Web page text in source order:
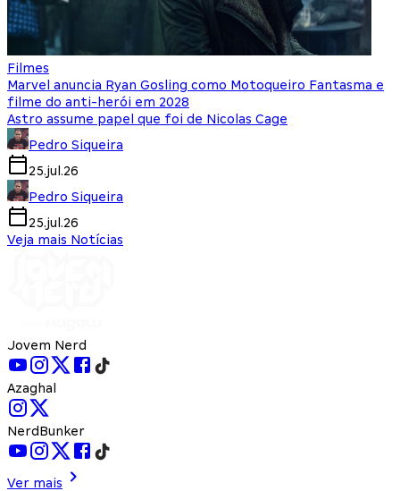
Filmes
Marvel anuncia Ryan Gosling como Motoqueiro Fantasma e
filme do anti-herói em 2028
Astro assume papel que foi de Nicolas Cage
Pedro Siqueira
25.jul.26
Pedro Siqueira
25.jul.26
Veja mais Notícias
Jovem Nerd
Azaghal
NerdBunker
Ver mais